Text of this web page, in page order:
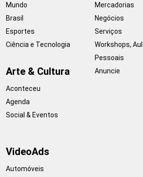
Mundo
Brasil
Esportes
Ciência e Tecnologia
Arte & Cultura
Aconteceu
Agenda
Social & Eventos
Mercadorias
Negócios
Serviços
Workshops,
Pessoais
Anuncie
VideoAds
Automóveis